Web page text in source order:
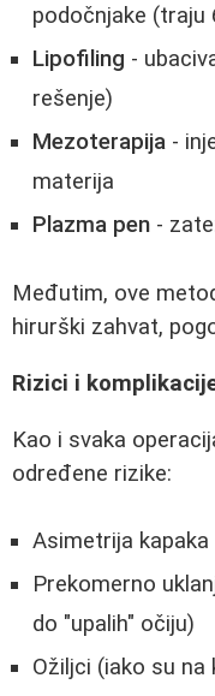
podočnjake (traju
Lipofiling -
rešenje)
Mezoterapija -
materija
Plazma pen -
Međutim, ove
hirurški zahvat,
Rizici i
Kao i svaka
određene rizike:
Asimetrija kapaka
Prekomerno
do "upalih" očiju)
Ožiljci (iako su